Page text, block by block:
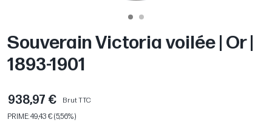
Souverain Victoria voilée | Or |
1893-1901
938,97 €
Brut TTC
PRIME: 49,43 € (5,56%)